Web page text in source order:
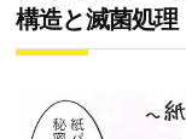
構造と滅菌処理